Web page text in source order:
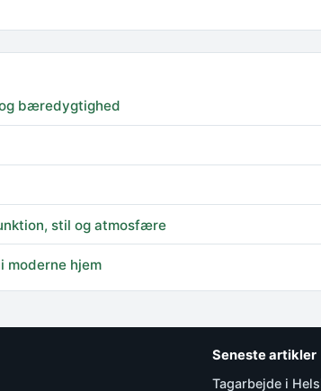
bæredygtighed
stil og atmosfære
moderne hjem
Seneste artikler
Tagarbejde i